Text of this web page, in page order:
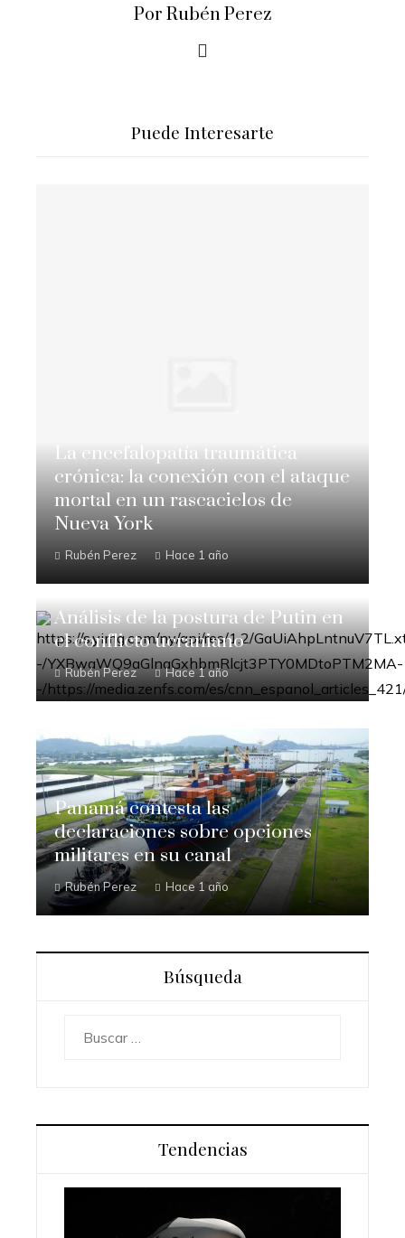
Por Rubén Perez
Puede Interesarte
La encefalopatía traumática
crónica: la conexión con el ataque
mortal en un rascacielos de
Nueva York
Rubén Perez Hace 1 año
Análisis de la postura de Putin en
el conflicto ucraniano
Rubén Perez Hace 1 año
Panamá contesta las
declaraciones sobre opciones
militares en su canal
Rubén Perez Hace 1 año
Búsqueda
Tendencias